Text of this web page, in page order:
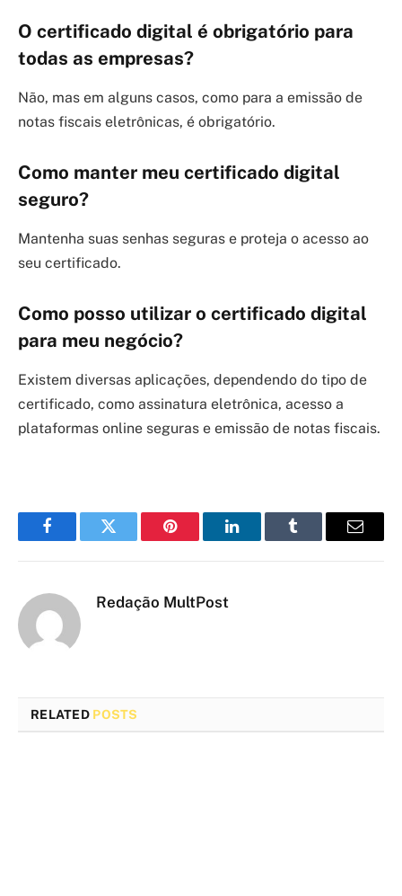
O certificado digital é obrigatório para
todas as empresas?
Não, mas em alguns casos, como para a emissão de
notas fiscais eletrônicas, é obrigatório.
Como manter meu certificado digital
seguro?
Mantenha suas senhas seguras e proteja o acesso ao
seu certificado.
Como posso utilizar o certificado digital
para meu negócio?
Existem diversas aplicações, dependendo do tipo de
certificado, como assinatura eletrônica, acesso a
plataformas online seguras e emissão de notas fiscais.
FacebookTwitter Pinterest LinkedInTumblr Email
Redação MultPost
RELATED POSTS